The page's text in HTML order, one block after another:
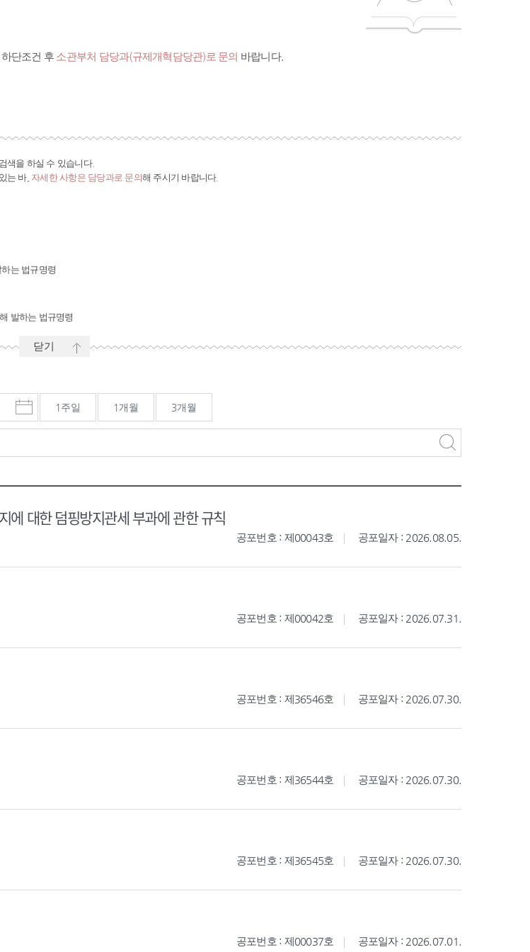
단조건 후 소관부처 담당과(규제개혁담당관)로 문의 바랍니다.
색을 하실 수 있습니다.
는 바, 자세한 사항은 담당과로 문의해 주시기 바랍니다.
는 법규명령
발하는 법규명령
닫기
마
감
1주일 1개월 3개월
에 대한 덤핑방지관세 부과에 관한 규칙
공포번호 : 제00043호 공포일자 : 2026.08.05.
공포번호 : 제00042호 공포일자 : 2026.07.31.
공포번호 : 제36546호 공포일자 : 2026.07.30.
공포번호 : 제36544호 공포일자 : 2026.07.30.
공포번호 : 제36545호 공포일자 : 2026.07.30.
공포번호 : 제00037호 공포일자 : 2026.07.01.